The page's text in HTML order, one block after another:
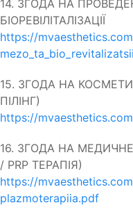
14. ЗГОДА НА
БІОРЕВІЛІТАЛІЗАЦІЇ
https://
15. ЗГОДА НА
ПІЛІНГ)
https://
16. ЗГОДА НА
/ PRP ТЕРАПІЯ)
https://
plazmoterapiia.pdf